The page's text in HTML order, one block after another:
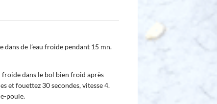
dans de l’eau froide pendant 15 mn.
froide dans le bol bien froid après
et fouettez 30 secondes, vitesse 4.
poule.